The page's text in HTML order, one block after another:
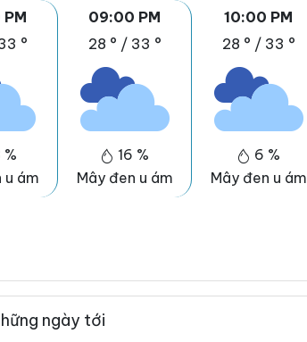
°
%
u ám
09:00 PM
28 ° / 33 °
16 %
Mây đen u ám
10:00 PM
28 ° / 33 °
6 %
Mây đen u ám
ngày tới